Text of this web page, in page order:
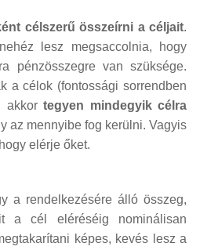
célszerű összeírni a céljait.
lesz megsaccolnia, hogy
pénzösszegre van szüksége.
a célok (fontossági sorrendben
akkor tegyen mindegyik célra
az mennyibe fog kerülni. Vagyis
elérje őket.
a rendelkezésére álló összeg,
a cél eléréséig nominálisan
képes, kevés lesz a